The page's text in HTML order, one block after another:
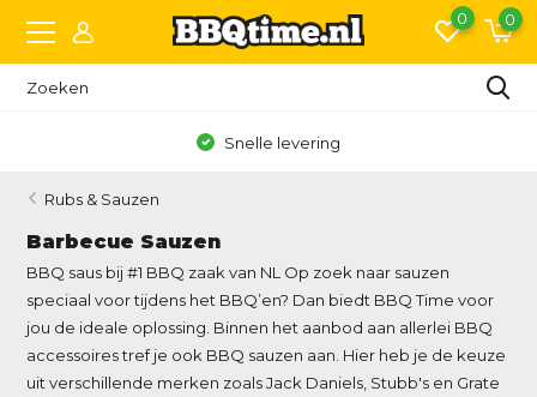
0 0
Snelle levering
Rubs & Sauzen
Barbecue Sauzen
BBQ saus bij #1 BBQ zaak van NL Op zoek naar sauzen
speciaal voor tijdens het BBQ’en? Dan biedt BBQ Time voor
jou de ideale oplossing. Binnen het aanbod aan allerlei BBQ
accessoires tref je ook BBQ sauzen aan. Hier heb je de keuze
uit verschillende merken zoals Jack Daniels, Stubb's en Grate